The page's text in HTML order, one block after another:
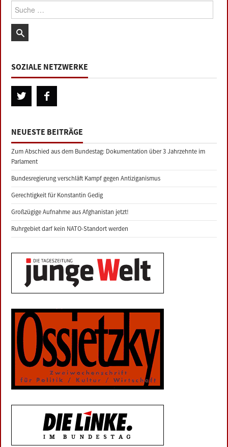
Suche:
SOZIALE NETZWERKE
NEUESTE BEITRÄGE
Zum Abschied aus dem Bundestag: Dokumentation über 3 Jahrzehnte im
Parlament
Bundesregierung verschläft Kampf gegen Antiziganismus
Gerechtigkeit für Konstantin Gedig
Großzügige Aufnahme aus Afghanistan jetzt!
Ruhrgebiet darf kein NATO-Standort werden